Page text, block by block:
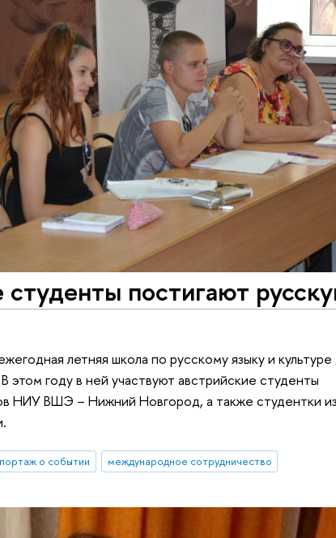
постигают
летняя школа по русскому языку и культуре
этом году в ней участвуют австрийские студенты
НИУ ВШЭ – Нижний Новгород, а также студентки из
о событии международное сотрудничество